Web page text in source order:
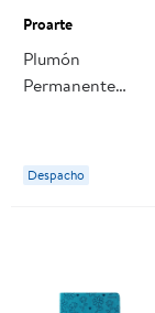
Proarte
Plumón
Permanente
Despacho